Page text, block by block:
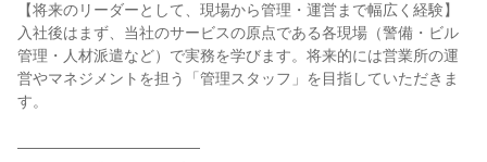
【将来のリーダーとして、現場から管理・運営まで幅広く経験】
入社後はまず、当社のサービスの原点である各現場（警備・ビル
管理・人材派遣など）で実務を学びます。将来的には営業所の運
営やマネジメントを担う「管理スタッフ」を目指していただきま
す。
――――――――――――